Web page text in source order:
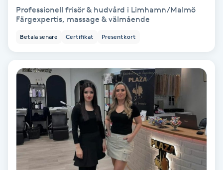
Sklerosering
Skoinlägg
Skäggfärgning
Skäggklippning
Skäggtrimmning
Professionell frisör & hudvård i Limhamn/Malmö
Färgexpertis, massage & välmående
Betala senare Certifikat Presentkort